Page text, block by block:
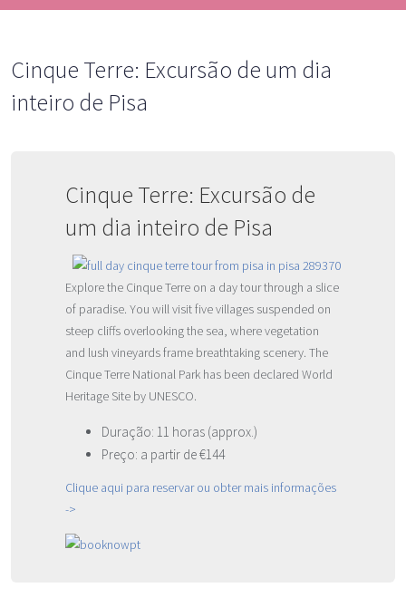
Cinque Terre: Excursão de um dia
inteiro de Pisa
Cinque Terre: Excursão de
um dia inteiro de Pisa
Explore the Cinque Terre on a day tour through a slice
of paradise. You will visit five villages suspended on
steep cliffs overlooking the sea, where vegetation
and lush vineyards frame breathtaking scenery. The
Cinque Terre National Park has been declared World
Heritage Site by UNESCO.
Duração: 11 horas (approx.)
Preço: a partir de €144
Clique aqui para reservar ou obter mais informações
->